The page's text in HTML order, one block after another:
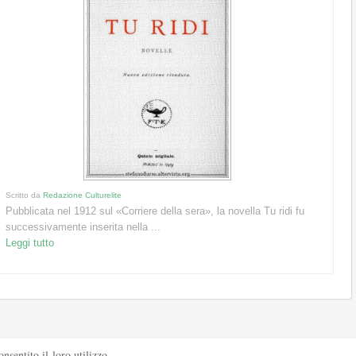
Scritto daRedazione Culturelite
Pubblicata nel 1912 sul «Corriere della sera», la novella Tu ridi fu
successivamente inserita nella ...
Leggi tutto